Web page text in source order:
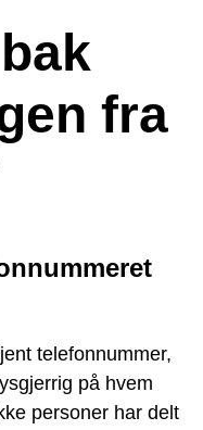
fra
telefonnummer,
på hvem
personer har delt